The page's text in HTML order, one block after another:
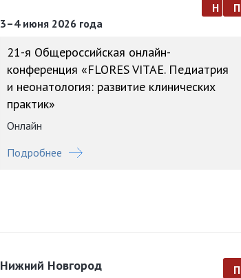
3–4 июня 2026 года
н п
21-я Общероссийская онлайн-
конференция «FLORES VITAE. Педиатрия
и неонатология: развитие клинических
практик»
Онлайн
Подробнее
Нижний Новгород п